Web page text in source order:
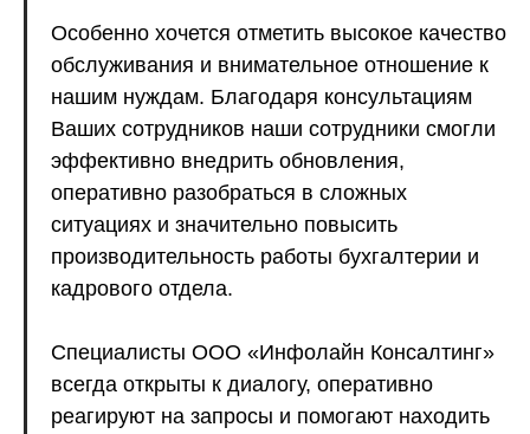
Особенно хочется отметить высокое качество
обслуживания и внимательное отношение к
нашим нуждам. Благодаря консультациям
Ваших сотрудников наши сотрудники смогли
эффективно внедрить обновления,
оперативно разобраться в сложных
ситуациях и значительно повысить
производительность работы бухгалтерии и
кадрового отдела.
Специалисты ООО «Инфолайн Консалтинг»
всегда открыты к диалогу, оперативно
реагируют на запросы и помогают находить